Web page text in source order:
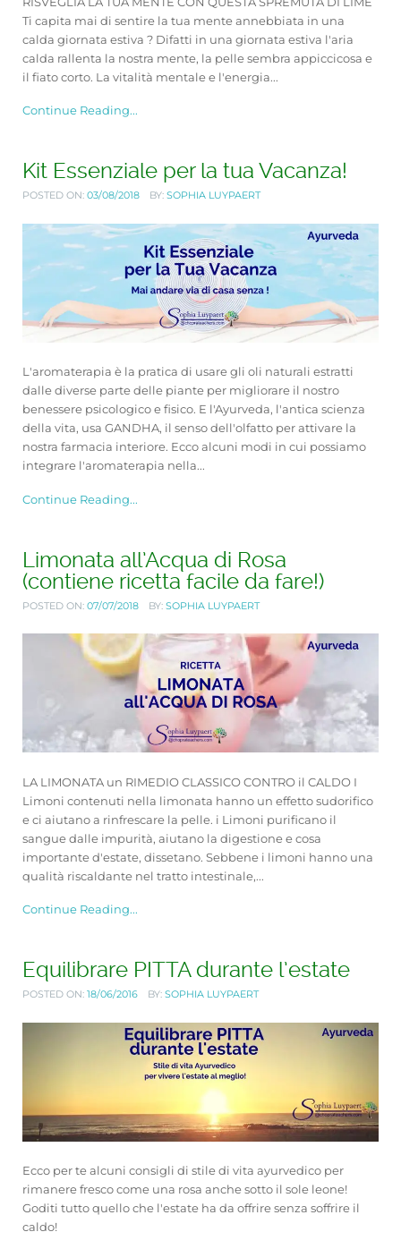
Ti capita mai di sentire la tua mente annebbiata in una
calda giornata estiva ? Difatti in una giornata estiva l'aria
calda rallenta la nostra mente, la pelle sembra appiccicosa e
il fiato corto. La vitalità mentale e l'energia...
Continue Reading...
Kit Essenziale per la tua Vacanza!
POSTED ON: 03/08/2018 BY: SOPHIA LUYPAERT
L'aromaterapia è la pratica di usare gli oli naturali estratti
dalle diverse parte delle piante per migliorare il nostro
benessere psicologico e fisico. E l'Ayurveda, l'antica scienza
della vita, usa GANDHA, il senso dell'olfatto per attivare la
nostra farmacia interiore. Ecco alcuni modi in cui possiamo
integrare l'aromaterapia nella...
Continue Reading...
Limonata all’Acqua di Rosa
(contiene ricetta facile da fare!)
POSTED ON: 07/07/2018 BY: SOPHIA LUYPAERT
LA LIMONATA un RIMEDIO CLASSICO CONTRO il CALDO I
Limoni contenuti nella limonata hanno un effetto sudorifico
e ci aiutano a rinfrescare la pelle. i Limoni purificano il
sangue dalle impurità, aiutano la digestione e cosa
importante d'estate, dissetano. Sebbene i limoni hanno una
qualità riscaldante nel tratto intestinale,...
Continue Reading...
Equilibrare PITTA durante l’estate
POSTED ON: 18/06/2016 BY: SOPHIA LUYPAERT
Ecco per te alcuni consigli di stile di vita ayurvedico per
rimanere fresco come una rosa anche sotto il sole leone!
Goditi tutto quello che l'estate ha da offrire senza soffrire il
caldo!